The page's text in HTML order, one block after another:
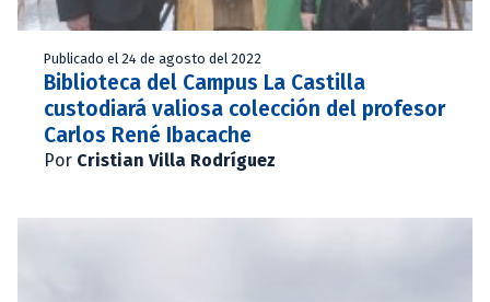
Publicado el 24 de agosto del 2022
Biblioteca del Campus La Castilla
custodiará valiosa colección del profesor
Carlos René Ibacache
Por Cristian Villa Rodríguez